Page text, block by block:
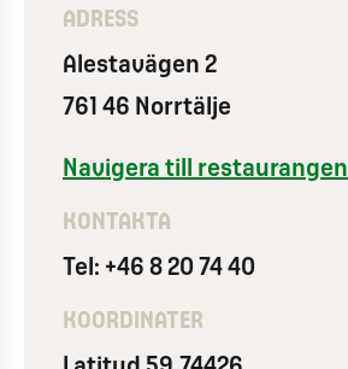
ADRESS
Alestavägen 2
761 46 Norrtälje
Navigera till restaurangen
KONTAKTA
Tel: +46 8 20 74 40
KOORDINATER